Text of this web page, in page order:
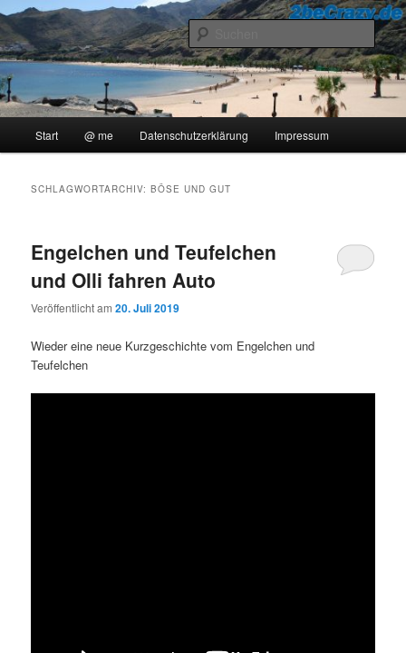
Zum
primären
Inhalt
springen
Zum
sekundären
Inhalt
springen2beCrazy
..::Ollis Blog::..
Start @ me Datenschutzerklärung Impressum
SCHLAGWORTARCHIV:BÖSE UND GUT
Engelchen und Teufelchen
und Olli fahren Auto
Veröffentlicht am20. Juli 2019
Wieder eine neue Kurzgeschichte vom Engelchen und
Teufelchen